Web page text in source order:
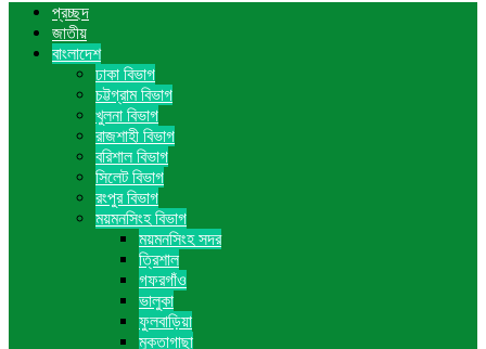
প্রচ্ছদ
জাতীয়
বাংলাদেশ
ঢাকা বিভাগ
চট্টগ্রাম বিভাগ
খুলনা বিভাগ
রাজশাহী বিভাগ
বরিশাল বিভাগ
সিলেট বিভাগ
রংপুর বিভাগ
ময়মনসিংহ বিভাগ
ময়মনসিংহ সদর
ত্রিশাল
গফরগাঁও
ভালুকা
ফুলবাড়িয়া
মুক্তাগাছা